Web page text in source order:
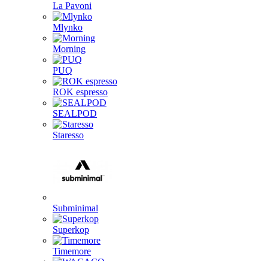
La Pavoni
Mlynko
Morning
PUQ
ROK espresso
SEALPOD
Staresso
Subminimal
Superkop
Timemore